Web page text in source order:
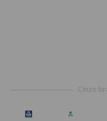
Onze